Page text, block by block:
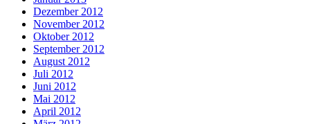
Dezember 2012
November 2012
Oktober 2012
September 2012
August 2012
Juli 2012
Juni 2012
Mai 2012
April 2012